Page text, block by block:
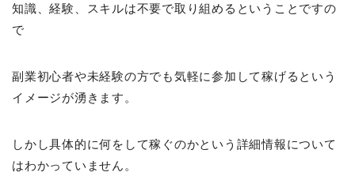
知識、経験、スキルは不要で取り組めるということですの
で
副業初心者や未経験の方でも気軽に参加して稼げるという
イメージが湧きます。
しかし具体的に何をして稼ぐのかという詳細情報について
はわかっていません。